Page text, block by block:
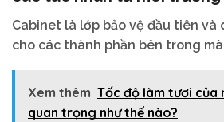
Cabinet là lớp bảo vệ đầu tiên
cho các thành phần bên trong
Xem thêm Tốc độ làm tươi của
quan trọng như thế nào?